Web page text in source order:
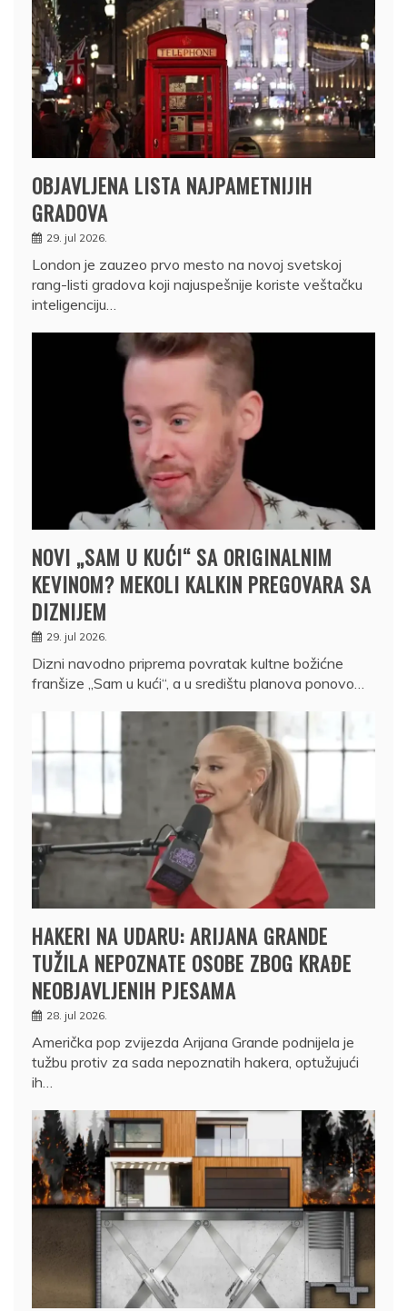
OBJAVLJENA LISTA NAJPAMETNIJIH
GRADOVA
29. jul 2026.
London je zauzeo prvo mesto na novoj svetskoj
rang-listi gradova koji najuspešnije koriste veštačku
inteligenciju…
NOVI „SAM U KUĆI“ SA ORIGINALNIM
KEVINOM? MEKOLI KALKIN PREGOVARA SA
DIZNIJEM
29. jul 2026.
Dizni navodno priprema povratak kultne božićne
franšize „Sam u kući“, a u središtu planova ponovo…
HAKERI NA UDARU: ARIJANA GRANDE
TUŽILA NEPOZNATE OSOBE ZBOG KRAĐE
NEOBJAVLJENIH PJESAMA
28. jul 2026.
Američka pop zvijezda Arijana Grande podnijela je
tužbu protiv za sada nepoznatih hakera, optužujući
ih…